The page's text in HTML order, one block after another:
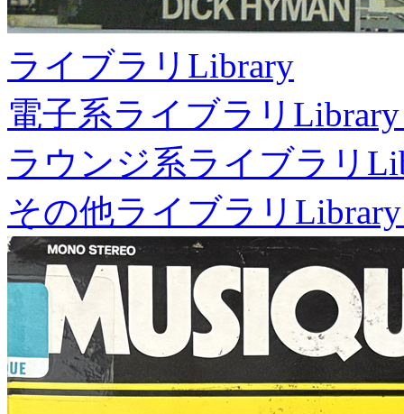
ライブラリ Library
電子系ライブラリ
ラウンジ系ライブラリ
その他ライブラリ